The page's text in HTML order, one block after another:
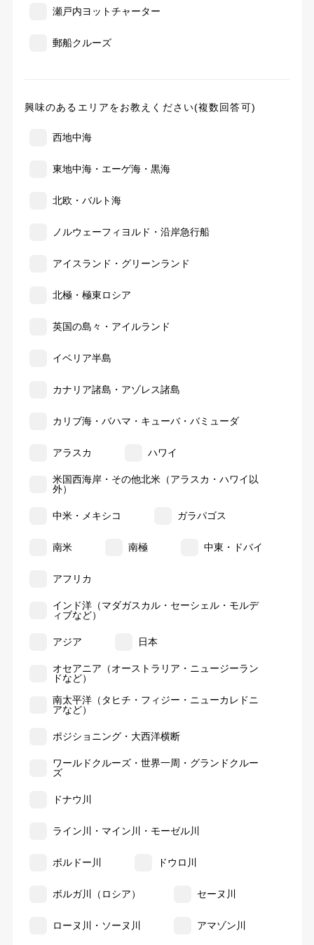
瀬戸内ヨットチャーター
郵船クルーズ
興味のあるエリアをお教えください(複数回答可)
西地中海
東地中海・エーゲ海・黒海
北欧・バルト海
ノルウェーフィヨルド・沿岸急行船
アイスランド・グリーンランド
北極・極東ロシア
英国の島々・アイルランド
イベリア半島
カナリア諸島・アゾレス諸島
カリブ海・バハマ・キューバ・バミューダ
アラスカ ハワイ
米国西海岸・その他北米（アラスカ・ハワイ以
外）
中米・メキシコ ガラパゴス
南米 南極 中東・ドバイ
アフリカ
インド洋（マダガスカル・セーシェル・モルデ
ィブなど）
アジア 日本
オセアニア（オーストラリア・ニュージーラン
ドなど）
南太平洋（タヒチ・フィジー・ニューカレドニ
アなど）
ポジショニング・大西洋横断
ワールドクルーズ・世界一周・グランドクルー
ズ
ドナウ川
ライン川・マイン川・モーゼル川
ボルドー川 ドウロ川
ボルガ川（ロシア） セーヌ川
ローヌ川・ソーヌ川 アマゾン川